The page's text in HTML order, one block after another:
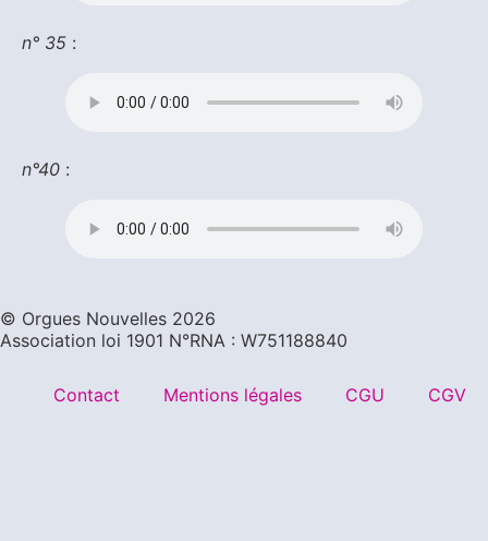
n° 35 :
n°40 :
©️ Orgues Nouvelles 2026
Association loi 1901 N°RNA : W751188840
Contact Mentions légales CGU CGV